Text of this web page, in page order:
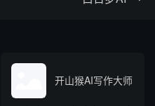
开山猴AI写作大师